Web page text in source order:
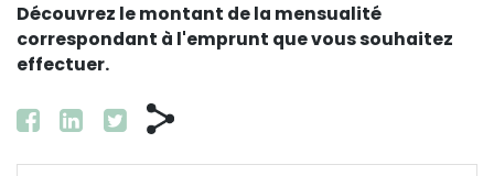
Découvrez le montant de la mensualité
correspondant à l'emprunt que vous souhaitez
effectuer.